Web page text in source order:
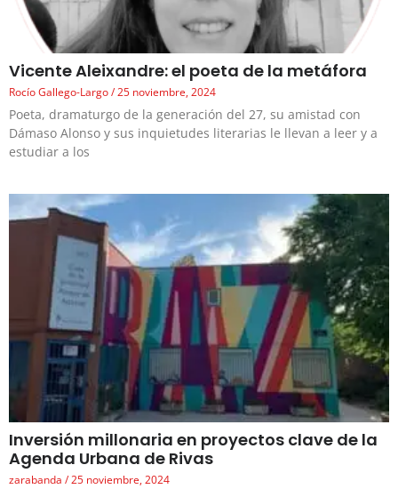
Vicente Aleixandre: el poeta de la metáfora
Rocío Gallego-Largo 25 noviembre, 2024
Poeta, dramaturgo de la generación del 27, su amistad con
Dámaso Alonso y sus inquietudes literarias le llevan a leer y a
estudiar a los
Inversión millonaria en proyectos clave de la
Agenda Urbana de Rivas
zarabanda 25 noviembre, 2024